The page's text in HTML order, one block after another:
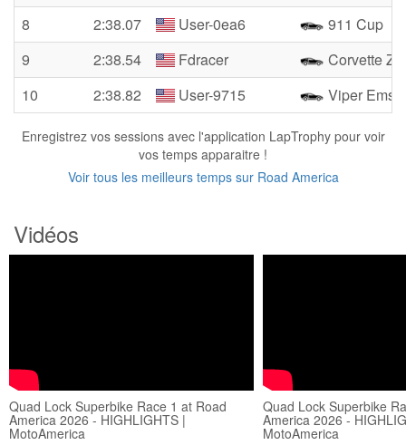
8
2:38.07 User-0ea6
911 Cup
9
2:38.54 Fdracer
Corvette
10
2:38.82 User-9715 Viper Ems
Enregistrez vos sessions avec l'application LapTrophy pour voir
vos temps apparaitre !
Voir tous les meilleurs temps sur Road America
Vidéos
Quad Lock Superbike Race 1 at Road
America 2026 - HIGHLIGHTS |
MotoAmerica
Quad Lock Superbike
America 2026 -
MotoAmerica